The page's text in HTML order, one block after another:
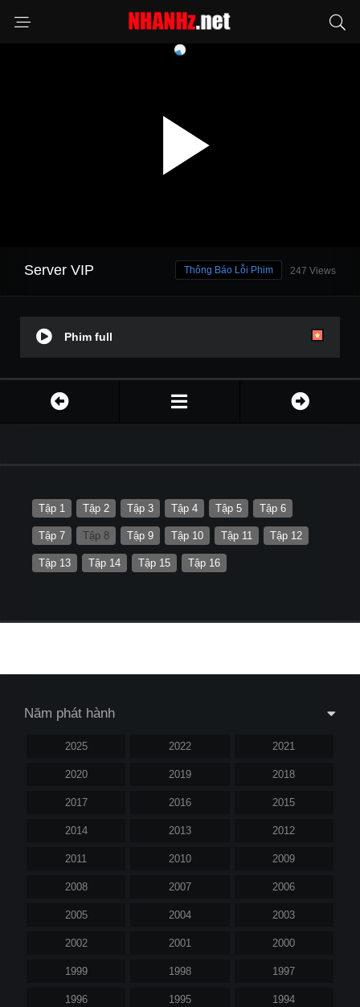
Server VIP 247 Views
Thông Báo Lỗi Phim
Phim full
Tập 1 Tập 2 Tập 3 Tập 4 Tập 5 Tập 6
Tập 7 Tập 8 Tập 9 Tập 10 Tập 11 Tập 12
Tập 13 Tập 14 Tập 15 Tập 16
Năm phát hành
2025 2022 2021
2020 2019 2018
2017 2016 2015
2014 2013 2012
2011 2010 2009
2008 2007 2006
2005 2004 2003
2002 2001 2000
1999 1998 1997
1996 1995 1994